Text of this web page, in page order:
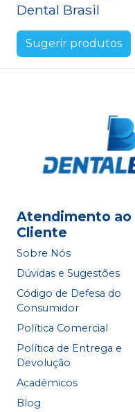
Dental Brasil
Sugerir produtos
Atendimento ao
Cliente
Sobre Nós
Dúvidas e Sugestões
Código de Defesa do
Consumidor
Política Comercial
Política de Entrega e
Devolução
Acadêmicos
Blog